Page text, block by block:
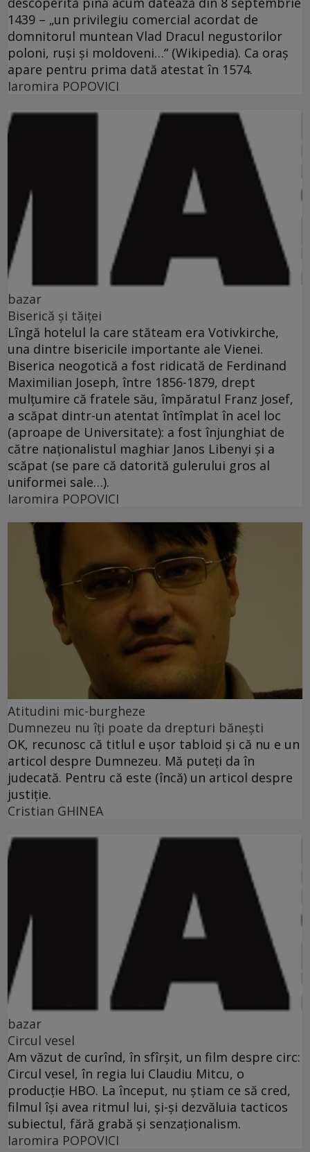
1439 – „un privilegiu comercial acordat de
domnitorul muntean Vlad Dracul negustorilor
poloni, ruşi şi moldoveni…“ (Wikipedia). Ca oraş
apare pentru prima dată atestat în 1574.
Iaromira POPOVICI
bazar
Biserică şi tăiţei
Lîngă hotelul la care stăteam era Votivkirche,
una dintre bisericile importante ale Vienei.
Biserica neogotică a fost ridicată de Ferdinand
Maximilian Joseph, între 1856-1879, drept
mulţumire că fratele său, împăratul Franz Josef,
a scăpat dintr-un atentat întîmplat în acel loc
(aproape de Universitate): a fost înjunghiat de
către naţionalistul maghiar Janos Libenyi şi a
scăpat (se pare că datorită gulerului gros al
uniformei sale…).
Iaromira POPOVICI
Atitudini mic-burgheze
Dumnezeu nu îţi poate da drepturi băneşti
OK, recunosc că titlul e uşor tabloid şi că nu e un
articol despre Dumnezeu. Mă puteţi da în
judecată. Pentru că este (încă) un articol despre
justiţie.
Cristian GHINEA
bazar
Circul vesel
Am văzut de curînd, în sfîrşit, un film despre circ:
Circul vesel, în regia lui Claudiu Mitcu, o
producţie HBO. La început, nu ştiam ce să cred,
filmul îşi avea ritmul lui, şi-şi dezvăluia tacticos
subiectul, fără grabă şi senzaţionalism.
Iaromira POPOVICI